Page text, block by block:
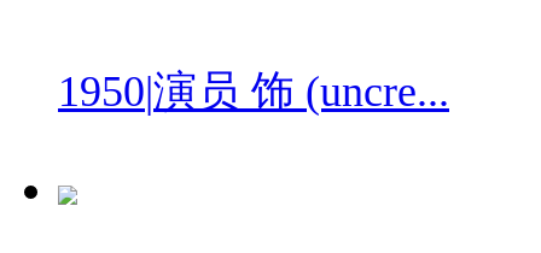
1950|演员 饰 (uncre...